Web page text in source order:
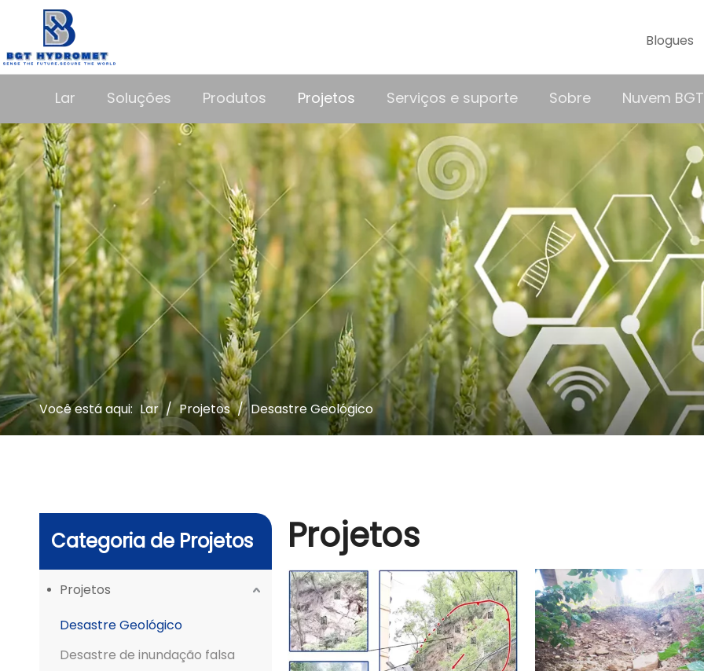
Blogues
Lar Soluções Produtos Projetos Serviços e suporte Sobre Nuvem BGT
Você está aqui: Lar / Projetos / Desastre Geológico
Categoria de Projetos
Projetos
Desastre Geológico
Desastre de inundação falsa
Projetos